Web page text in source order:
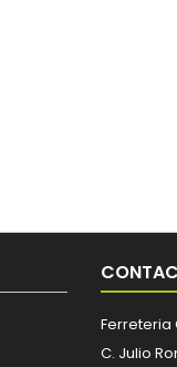
Ferreteria
C. Julio